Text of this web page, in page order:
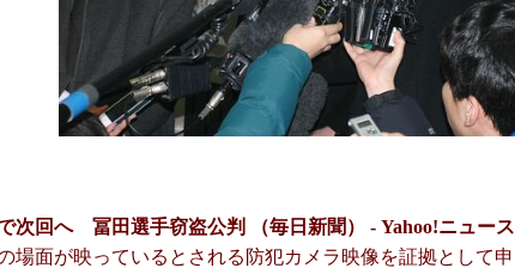
次回へ 冨田選手窃盗公判 （毎日新聞） - Yahoo!ニュース
場面が映っているとされる防犯カメラ映像を証拠として申